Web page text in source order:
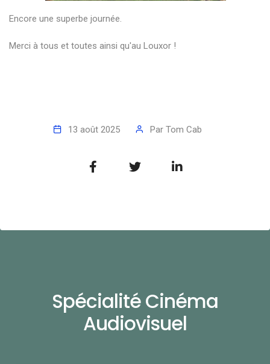
Encore une superbe journée.
Merci à tous et toutes ainsi qu'au Louxor !
13 août 2025 Par Tom Cab
Spécialité Cinéma
Audiovisuel